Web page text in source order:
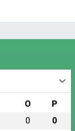
O P
0 0